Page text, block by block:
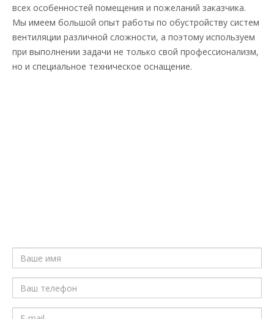
всех особенностей помещения и пожеланий заказчика.
Мы имеем большой опыт работы по обустройству систем
вентиляции различной сложности, а поэтому используем
при выполнении задачи не только свой профессионализм,
но и специальное техническое оснащение.